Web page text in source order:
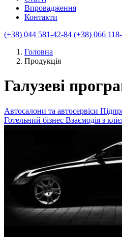
Впровадження
Контакти
(+38) 044 581-42-84 (+38) 066
Головна
Продукцiя
Галузеві
Автосалони та автосервіси
Готельний бізнес Взаємодія з